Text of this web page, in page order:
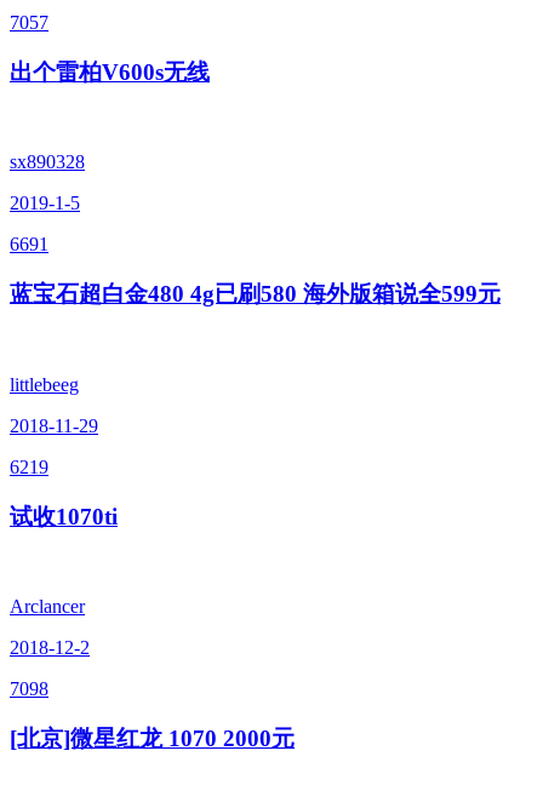
7057
出个雷柏V600s无线
sx890328
2019-1-5
6691
蓝宝石超白金480 4g已刷580 海外版箱说全599元
littlebeeg
2018-11-29
6219
试收1070ti
Arclancer
2018-12-2
7098
[北京]微星红龙 1070 2000元